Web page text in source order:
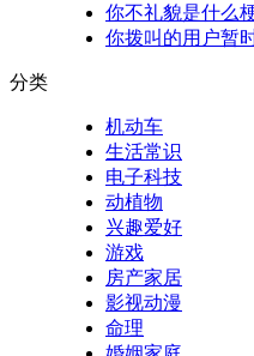
你不礼貌是什么
你拨叫的用户暂
分类
机动车
生活常识
电子科技
动植物
兴趣爱好
游戏
房产家居
影视动漫
命理